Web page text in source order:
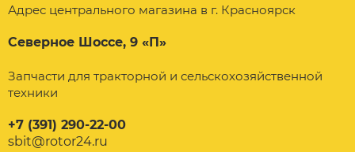
Адрес центрального магазина в г. Красноярск
Северное Шоссе, 9 «П»
Запчасти для тракторной и сельскохозяйственной
техники
+7 (391) 290-22-00
sbit@rotor24.ru